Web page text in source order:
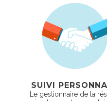
SUIVI
Le gestionnaire de la